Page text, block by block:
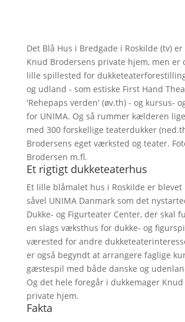
Det Blå Hus i Bredgade i Roskilde (tv)
Knud Brodersens private hjem, men er
lille spillested for
og udland - som estiske First Hand
'Rehepaps verden' (øv.th) - og kursus-
for UNIMA. Og så rummer kælderen
med 300 forskellige teaterdukker
Brodersens eget værksted og teater.
Brodersen m.fl.
Et rigtigt dukketeaterhus
Et lille blåmalet hus i Roskilde er
såvel UNIMA Danmark som det
Dukke- og Figurteater Center, der skal
en slags væksthus for dukke- og
værested for andre
er også begyndt at arrangere faglige
gæstespil med både danske og
Og det hele foregår i dukkemager
private hjem.
Fakta